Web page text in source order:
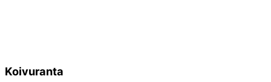
Koivuranta